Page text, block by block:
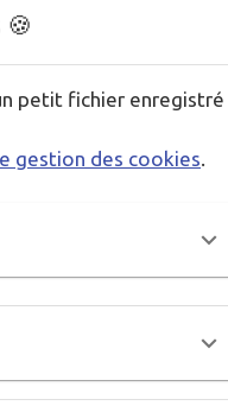
petit fichier enregistré
gestion des cookies.